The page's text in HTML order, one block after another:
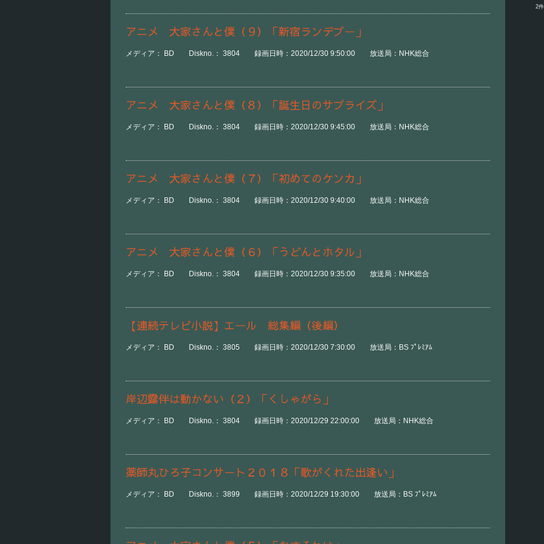
アニメ 大家さんと僕（９）「新宿ランデブー」
メディア： BD Diskno.： 3804 録画日時：2020/12/30 9:50:00 放送局：NHK総合
アニメ 大家さんと僕（８）「誕生日のサプライズ」
メディア： BD Diskno.： 3804 録画日時：2020/12/30 9:45:00 放送局：NHK総合
アニメ 大家さんと僕（７）「初めてのケンカ」
メディア： BD Diskno.： 3804 録画日時：2020/12/30 9:40:00 放送局：NHK総合
アニメ 大家さんと僕（６）「うどんとホタル」
メディア： BD Diskno.： 3804 録画日時：2020/12/30 9:35:00 放送局：NHK総合
【連続テレビ小説】エール 総集編（後編）
メディア： BD Diskno.： 3805 録画日時：2020/12/30 7:30:00 放送局：BS ﾌﾟﾚﾐｱﾑ
岸辺露伴は動かない（２）「くしゃがら」
メディア： BD Diskno.： 3804 録画日時：2020/12/29 22:00:00 放送局：NHK総合
薬師丸ひろ子コンサート２０１８「歌がくれた出逢い」
メディア： BD Diskno.： 3899 録画日時：2020/12/29 19:30:00 放送局：BS ﾌﾟﾚﾐｱﾑ
2